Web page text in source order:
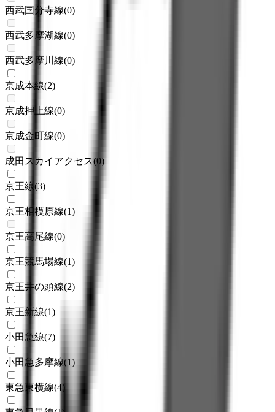
西武国分寺線(0)
西武多摩湖線(0)
西武多摩川線(0)
京成本線(2)
京成押上線(0)
京成金町線(0)
成田スカイアクセス(0)
京王線 (3)
京王相模原線(1)
京王高尾線(0)
京王競馬場線(1)
京王井の頭線(2)
京王新線(1)
小田急線(7)
小田急多摩線(1)
東急東横線(4)